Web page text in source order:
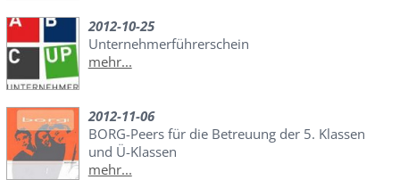
2012-10-25
Unternehmerführerschein
mehr...
2012-11-06
BORG-Peers für die Betreuung der 5. Klassen
und Ü-Klassen
mehr...